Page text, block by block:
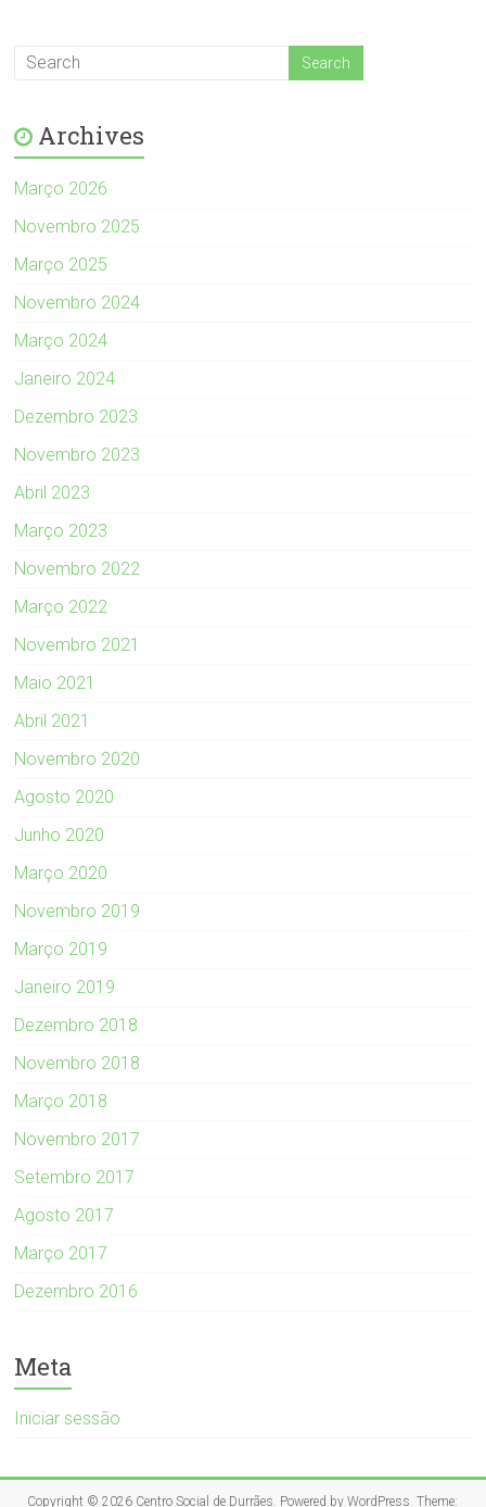
Archives
Março 2026
Novembro 2025
Março 2025
Novembro 2024
Março 2024
Janeiro 2024
Dezembro 2023
Novembro 2023
Abril 2023
Março 2023
Novembro 2022
Março 2022
Novembro 2021
Maio 2021
Abril 2021
Novembro 2020
Agosto 2020
Junho 2020
Março 2020
Novembro 2019
Março 2019
Janeiro 2019
Dezembro 2018
Novembro 2018
Março 2018
Novembro 2017
Setembro 2017
Agosto 2017
Março 2017
Dezembro 2016
Meta
Iniciar sessão
Copyright © 2026 Centro Social de Durrães. Powered byWordPress. Theme: